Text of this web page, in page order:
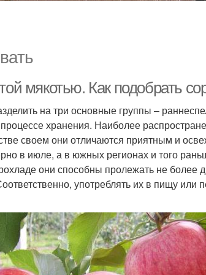
мякотью. Как подобрать
на три основные группы –
хранения. Наиболее
своем они отличаются приятным и
в июле, а в южных регионах и того
они способны пролежать не более
употреблять их в пищу или